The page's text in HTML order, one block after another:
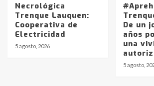
Necrológica
Trenque Lauquen:
Cooperativa de
Electricidad
5 agosto, 2026
De un
años
una
5 agosto,
La Bolsa de Cereales de
Blanca anticipa que
con lluvias y heladas,